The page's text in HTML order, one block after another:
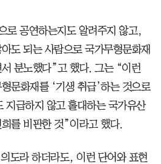
로 공연하는지도 알려주지 않고,
도 되는 사람으로 국가무형문화재
분노했다”고 했다. 그는 “이런
문화재를 ‘기생 취급’하는 것으로
지급하지 않고 홀대하는 국가유산
를 비판한 것”이라고 했다.
도라 하더라도, 이런 단어와 표현